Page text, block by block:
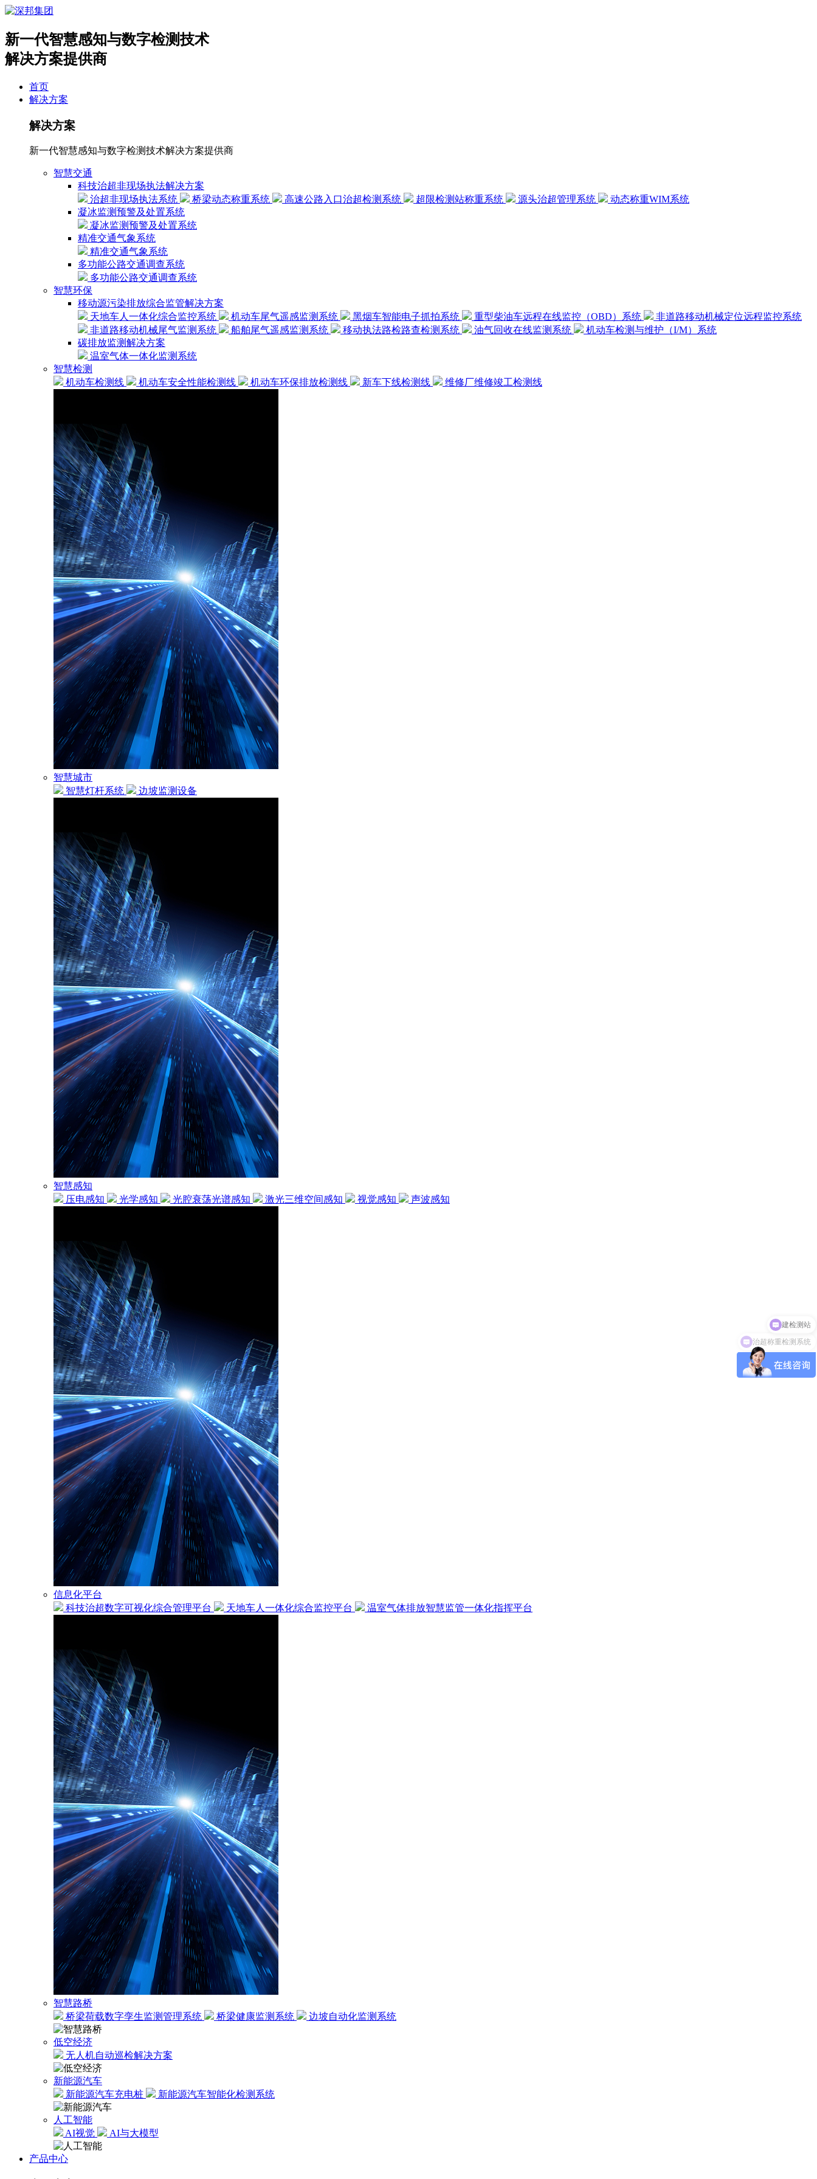
新一代智慧感知与数字检测技术
解决方案提供商
首页
解决方案
解决方案
新一代智慧感知与数字检测技术解决方案提供商
智慧交通
科技治超非现场执法解决方案
治超非现场执法系统
桥梁动态称重系统 高速公路入口治超检测系统 超限检测站称重系统 源头治超管理系统
动态称重WIM系统
凝冰监测预警及处置系统
凝冰监测预警及处置系统
精准交通气象系统
精准交通气象系统
多功能公路交通调查系统
多功能公路交通调查系统
智慧环保
移动源污染排放综合监管解决方案
天地车人一体化综合监控系统
机动车尾气遥感监测系统 黑烟车智能电子抓拍系统 重型柴油车远程在线监控（OBD）系统
非道路移动机械定位远程监控系统
非道路移动机械尾气监测系统
船舶尾气遥感监测系统 移动执法路检路查检测系统 油气回收在线监测系统
机动车检测与维护（I/M）系统
碳排放监测解决方案
温室气体一体化监测系统
智慧检测
机动车检测线
机动车安全性能检测线 机动车环保排放检测线 新车下线检测线 维修厂维修竣工检测线
智慧城市
智慧灯杆系统
边坡监测设备
智慧感知
压电感知
光学感知 光腔衰荡光谱感知 激光三维空间感知 视觉感知 声波感知
信息化平台
科技治超数字可视化综合管理平台
天地车人一体化综合监控平台 温室气体排放智慧监管一体化指挥平台
智慧路桥
桥梁荷载数字孪生监测管理系统
桥梁健康监测系统 边坡自动化监测系统
低空经济
无人机自动巡检解决方案
新能源汽车
新能源汽车充电桩
新能源汽车智能化检测系统
人工智能
AI视觉
AI与大模型
产品中心